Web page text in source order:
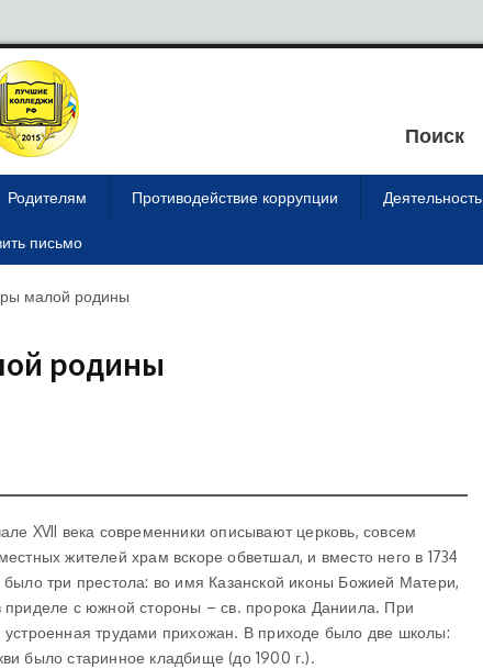
Поиск
Родителям Противодействие коррупции Деятельность
письмо
малой родины
родины
XVII века современники описывают церковь, совсем
жителей храм вскоре обветшал, и вместо него в 1734
три престола: во имя Казанской иконы Божией Матери,
с южной стороны – св. пророка Даниила. При
устроенная трудами прихожан. В приходе было две школы:
было старинное кладбище (до 1900 г.).